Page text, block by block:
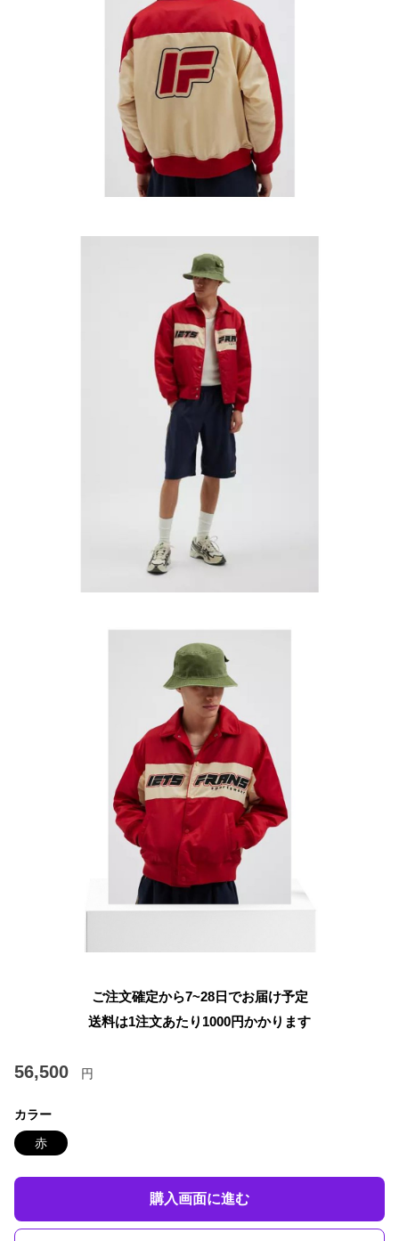
ご注文確定から7~28日でお届け予定
送料は1注文あたり 1000円かかります
56,500 円
カラー
赤
購入画面に進む